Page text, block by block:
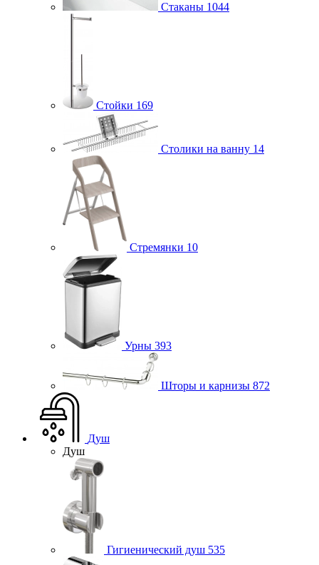
Стаканы 1044
Стойки 169
Столики на ванну 14
Стремянки 10
Урны 393
Шторы и карнизы 872
Душ
Душ
Гигиенический душ 535